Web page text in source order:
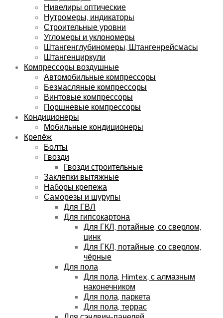
Нивелиры оптические
Нутромеры, индикаторы
Строительные уровни
Угломеры и уклономеры
Штангенглубиномеры, Штангенрейсмасы
Штангенциркули
Компрессоры воздушные
Автомобильные компрессоры
Безмасляные компрессоры
Винтовые компрессоры
Поршневые компрессоры
Кондиционеры
Мобильные кондиционеры
Крепёж
Болты
Гвозди
Гвозди строительные
Заклепки вытяжные
Наборы крепежа
Саморезы и шурупы
Для ГВЛ
Для гипсокартона
Для ГКЛ, потайные, со сверлом,
цинк
Для ГКЛ, потайные, со сверлом,
чёрные
Для пола
Для пола, Himtex, с алмазным
наконечником
Для пола, паркета
Для пола, террас